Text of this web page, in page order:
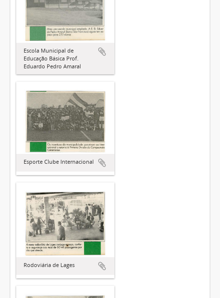
Escola Municipal de
Educação Básica Prof.
Eduardo Pedro Amaral
Esporte Clube Internacional
Rodoviária de Lages